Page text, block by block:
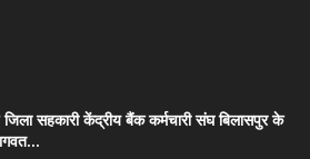
जिला सहकारी केंद्रीय बैंक कर्मचारी संघ बिलासपुर के